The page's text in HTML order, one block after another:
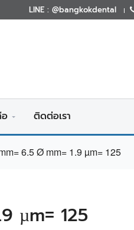
LINE : @bangkokdental
อ ติดต่อเรา
6.5 Ø mm= 1.9 µm= 125
µm= 125